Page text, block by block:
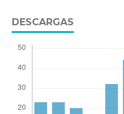
DESCARGAS